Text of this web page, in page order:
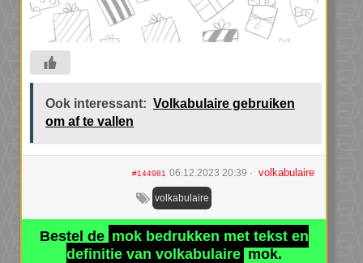
Ook interessant: Volkabulaire gebruiken
om af te vallen
#144981 06.12.2023 20:39 volkabulaire
volkabulaire
Bestel de mok bedrukken met tekst en
definitie van volkabulaire mok.